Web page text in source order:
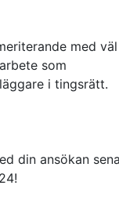
med
som
i tingsrätt.
din ansökan